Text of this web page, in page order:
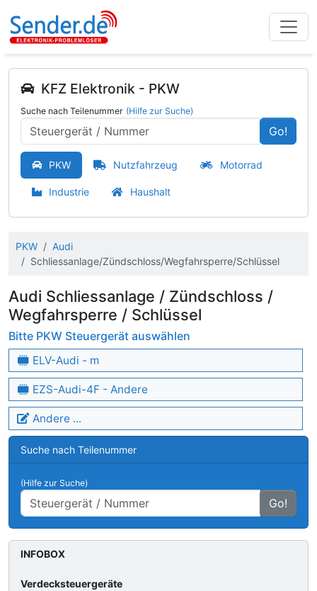
KFZ Elektronik - PKW
Suche nach Teilenummer (Hilfe zur Suche)
Go!
PKW Nutzfahrzeug Motorrad
Industrie Haushalt
PKW
Audi
Schliessanlage/Zündschloss/Wegfahrsperre/Schlüssel
Audi Schliessanlage / Zündschloss /
Wegfahrsperre / Schlüssel
Bitte PKW Steuergerät auswählen
ELV-Audi - m
EZS-Audi-4F - Andere
Andere ...
Suche nach Teilenummer
(Hilfe zur Suche)
Go!
INFOBOX
Verdecksteuergeräte